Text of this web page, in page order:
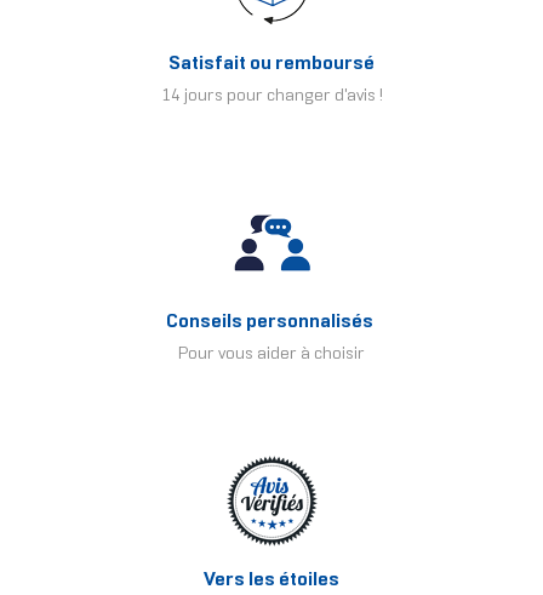
Satisfait ou remboursé
14 jours pour changer d'avis !
Conseils personnalisés
Pour vous aider à choisir
Vers les étoiles